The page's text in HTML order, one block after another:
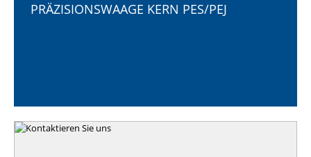
PRÄZISIONSWAAGE KERN PES/PEJ